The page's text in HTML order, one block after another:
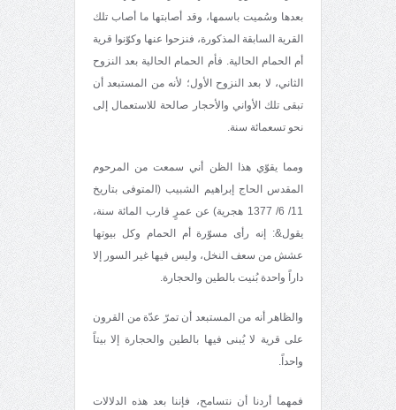
بعدها وسُميت باسمها، وقد أصابتها ما أصاب تلك
القرية السابقة المذكورة، فنزحوا عنها وكوّنوا قرية
أم الحمام الحالية. فأم الحمام الحالية بعد النزوح
الثاني، لا بعد النزوح الأول؛ لأنه من المستبعد أن
تبقى تلك الأواني والأحجار صالحة للاستعمال إلى
نحو تسعمائة سنة.
ومما يقوّي هذا الظن أني سمعت من المرحوم
المقدس الحاج إبراهيم الشبيب (المتوفى بتاريخ
11/ 6/ 1377 هجرية) عن عمرٍ قارب المائة سنة،
يقول&: إنه رأى مسوّرة أم الحمام وكل بيوتها
عشش من سعف النخل، وليس فيها غير السور إلا
داراً واحدة بُنيت بالطين والحجارة.
والظاهر أنه من المستبعد أن تمرّ عدّة من القرون
على قرية لا يُبنى فيها بالطين والحجارة إلا بيتاً
واحداً.
فمهما أردنا أن نتسامح، فإننا بعد هذه الدلالات